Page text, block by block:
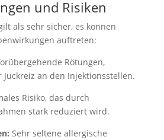
und Risiken
als sehr sicher, es können
auftreten:
Rötungen,
Juckreiz an den Injektionsstellen.
Risiko, das durch
stark reduziert wird.
Sehr seltene allergische